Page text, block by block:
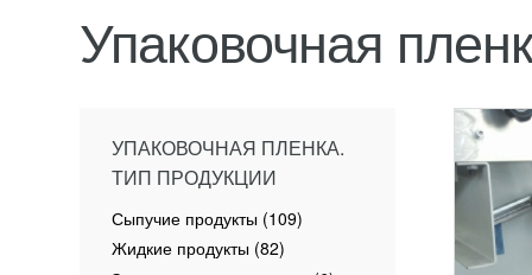
Упаковочная
УПАКОВОЧНАЯ ПЛЕНКА.
ТИП ПРОДУКЦИИ
Сыпучие продукты (109)
Жидкие продукты (82)